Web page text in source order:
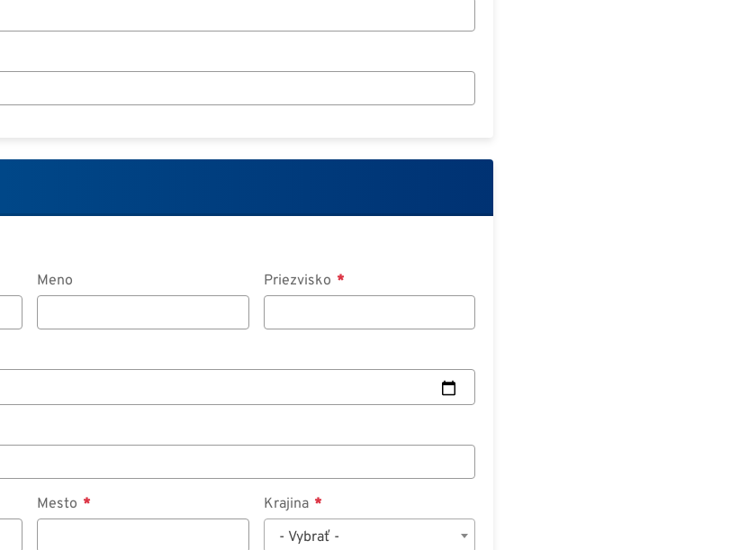
Meno Priezvisko
Mesto
Krajina
- Vybrať -